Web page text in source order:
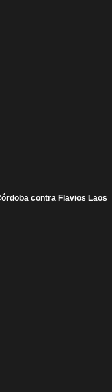
contra Flavios Laos